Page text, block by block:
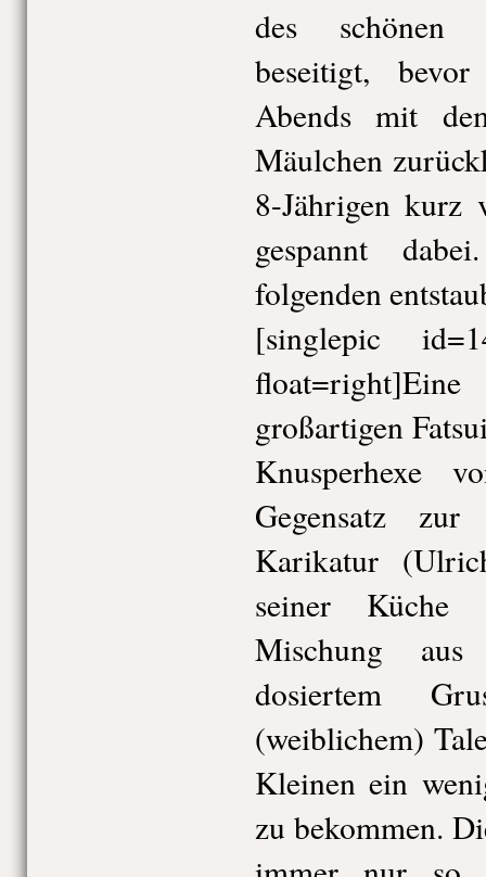
des schönen
beseitigt,
Abends mit
Mäulchen
8-Jährigen kurz
gespannt
folgenden
[singlepic
großartigen
Knusperhexe
Gegensatz
Karikatur
seiner Küche
Mischung aus
dosiertem
(weiblichem)
Kleinen ein
zu bekommen.